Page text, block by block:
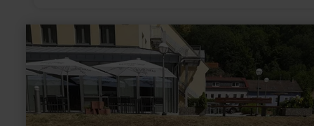
meer
informatie
over:
E-
Bike
Ladestation
Euvea
Hotel
Neuerburg